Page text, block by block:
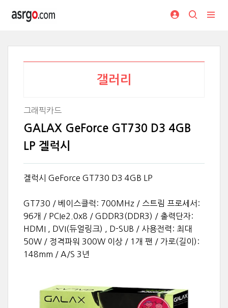
갤러리
그래픽카드
GALAX GeForce GT730 D3 4GB
LP 겔럭시
겔럭시 GeForce GT730 D3 4GB LP
GT730 / 베이스클럭: 700MHz / 스트림 프로세서:
96개 / PCIe2.0x8 / GDDR3(DDR3) / 출력단자:
HDMI , DVI(듀얼링크) , D-SUB / 사용전력: 최대
50W / 정격파워 300W 이상 / 1개 팬 / 가로(길이):
148mm / A/S 3년